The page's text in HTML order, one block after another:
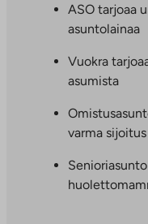
ASO tarjoaa
asuntolainaa
Vuokra
asumista
varma sijoitus